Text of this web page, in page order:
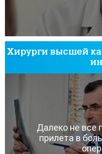
Хирурги высшей
Далеко не все
прилета в